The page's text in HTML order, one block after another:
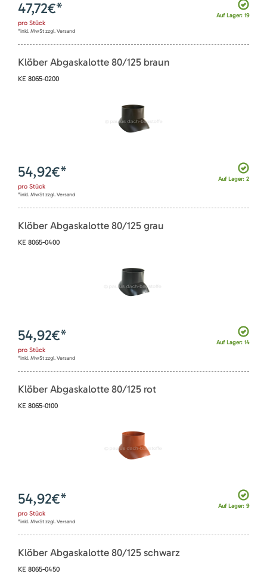
Auf Lager: 19
47,72€*
pro Stück
*inkl. MwSt zzgl. Versand
Klöber Abgaskalotte 80/125 braun
KE 8065-0200
Auf Lager: 2
54,92€*
pro Stück
*inkl. MwSt zzgl. Versand
Klöber Abgaskalotte 80/125 grau
KE 8065-0400
Auf Lager: 14
54,92€*
pro Stück
*inkl. MwSt zzgl. Versand
Klöber Abgaskalotte 80/125 rot
KE 8065-0100
Auf Lager: 9
54,92€*
pro Stück
*inkl. MwSt zzgl. Versand
Klöber Abgaskalotte 80/125 schwarz
KE 8065-0450